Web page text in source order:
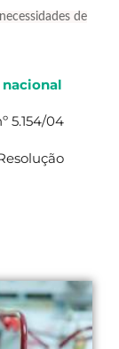
de
5.154/04